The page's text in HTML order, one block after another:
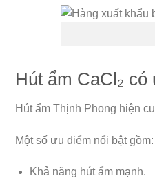
Hút ẩm CaCl₂
Hút ẩm Thịnh Phong hiện
Một số ưu điểm nổi bật gồm:
Khả năng hút ẩm mạnh.